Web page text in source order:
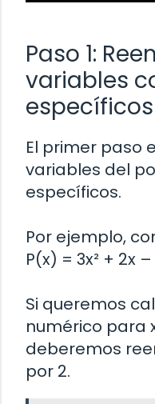
Paso 1:
variables
específicos
El primer paso
variables del
específicos.
Por ejemplo,
P(x) = 3x² + 2x –
Si queremos
numérico para
deberemos
por 2.